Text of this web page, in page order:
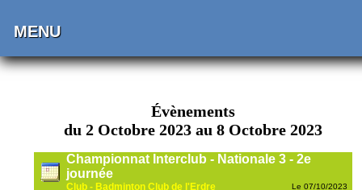
MENU
Évènements
du 2 Octobre 2023 au 8 Octobre 2023
Championnat Interclub - Nationale 3 - 2e
journée
Club - Badminton Club de l'Erdre Le 07/10/2023